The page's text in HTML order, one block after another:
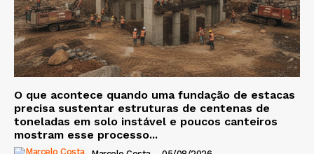
O que acontece quando uma fundação de estacas
precisa sustentar estruturas de centenas de
toneladas em solo instável e poucos canteiros
mostram esse processo...